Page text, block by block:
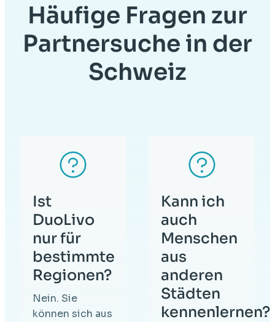
Häufige Fragen zur
Partnersuche in der
Schweiz
Ist
DuoLivo
nur für
bestimmte
Regionen?
Nein. Sie
können sich aus
Kann ich
auch
Menschen
aus
anderen
Städten
kennenlernen?